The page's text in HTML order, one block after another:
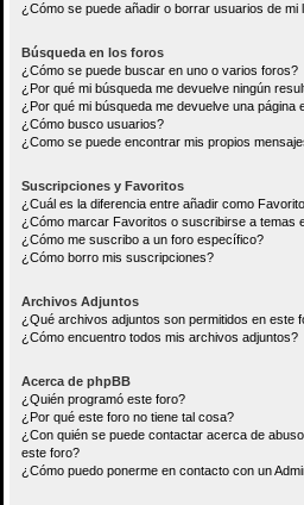
¿Cómo se puede añadir o borrar usuarios de mi
Búsqueda en los foros
¿Cómo se puede buscar en uno o varios foros?
¿Por qué mi búsqueda me devuelve ningún
¿Por qué mi búsqueda me devuelve una página
¿Cómo busco usuarios?
¿Como se puede encontrar mis propios
Suscripciones y Favoritos
¿Cuál es la diferencia entre añadir como
¿Cómo marcar Favoritos o suscribirse a temas
¿Cómo me suscribo a un foro específico?
¿Cómo borro mis suscripciones?
Archivos Adjuntos
¿Qué archivos adjuntos son permitidos en este
¿Cómo encuentro todos mis archivos adjuntos?
Acerca de phpBB
¿Quién programó este foro?
¿Por qué este foro no tiene tal cosa?
¿Con quién se puede contactar acerca de
este foro?
¿Cómo puedo ponerme en contacto con un